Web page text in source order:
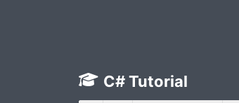
C# Tutorial